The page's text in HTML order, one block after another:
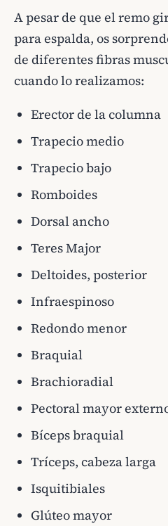
A pesar de que el remo
para espalda, os
de diferentes fibras
cuando lo realizamos:
Erector de la columna
Trapecio medio
Trapecio bajo
Romboides
Dorsal ancho
Teres Major
Deltoides, posterior
Infraespinoso
Redondo menor
Braquial
Brachioradial
Pectoral mayor
Bíceps braquial
Tríceps, cabeza larga
Isquitibiales
Glúteo mayor